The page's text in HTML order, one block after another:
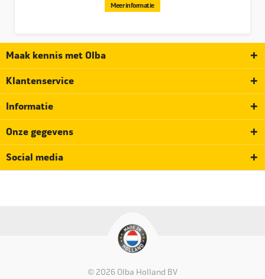
Meer informatie
Maak kennis met Olba
Klantenservice
Informatie
Onze gegevens
Social media
© 2026 Olba Holland BV